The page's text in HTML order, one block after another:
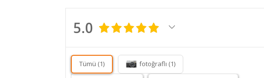
5.0
Tümü (1) fotoğraflı (1)